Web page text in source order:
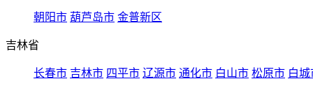
朝阳市 葫芦岛市 金普新区
吉林省
长春市 吉林市 四平市 辽源市 通化市 白山市 松原市 白城